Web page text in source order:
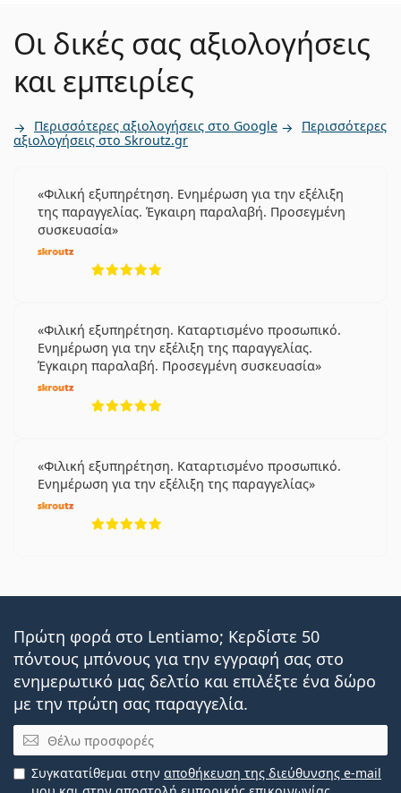
Οι δικές σας αξιολογήσεις
και εμπειρίες
Περισσότερες αξιολογήσεις στο Google Περισσότερες
αξιολογήσεις στο Skroutz.gr
Φιλική εξυπηρέτηση. Ενημέρωση για την εξέλιξη
της παραγγελίας. Έγκαιρη παραλαβή. Προσεγμένη
συσκευασία
Φιλική εξυπηρέτηση. Καταρτισμένο προσωπικό.
Ενημέρωση για την εξέλιξη της παραγγελίας.
Έγκαιρη παραλαβή. Προσεγμένη συσκευασία
Φιλική εξυπηρέτηση. Καταρτισμένο προσωπικό.
Ενημέρωση για την εξέλιξη της παραγγελίας
Πρώτη φορά στο Lentiamo; Κερδίστε 50
πόντους μπόνους για την εγγραφή σας στο
ενημερωτικό μας δελτίο και επιλέξτε ένα δώρο
με την πρώτη σας παραγγελία.
Email
Συγκατατίθεμαι στην αποθήκευση της διεύθυνσης e-mail